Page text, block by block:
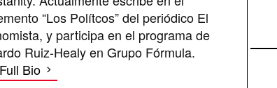
“Los Polítcos” del periódico El
y participa en el programa de
Ruiz-Healy en Grupo Fórmula.
Bio